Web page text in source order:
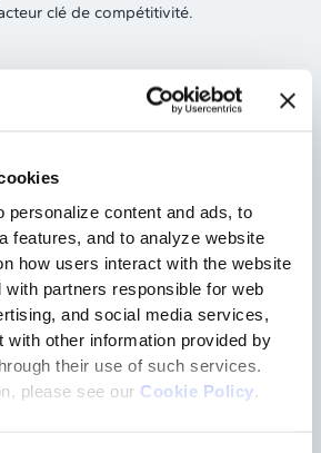
personalize content and ads, to
features, and to analyze website
how users interact with the website
with partners responsible for web
and social media services,
with other information provided by
their use of such services.
please see our Cookie Policy.
clé de compétitivité.
de présenter son écosystème
collaborative de la supply chain et
l’équipe Tesisquare rencontrera des
internationaux souhaitant faire
opérationnels grâce à des plateformes
et à l’automatisation des